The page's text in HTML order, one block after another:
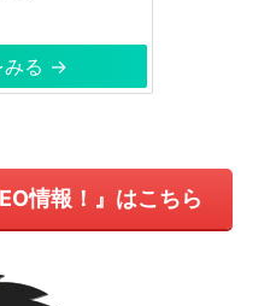
みる →
情報！』はこちら